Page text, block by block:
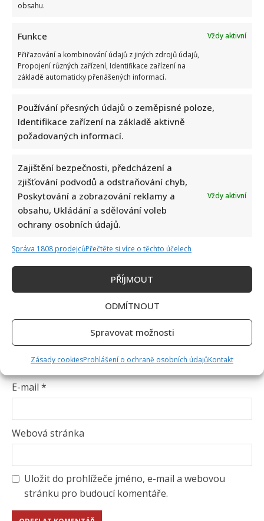
obsahu.
Funkce
Vždy aktivní
Přiřazování a kombinování údajů z jiných zdrojů údajů,
Propojení různých zařízení, Identifikace zařízení na
základě automaticky přenášených informací.
Používání přesných údajů o zeměpisné poloze,
Identifikace zařízení na základě aktivně
požadovaných informací.
Zajištění bezpečnosti, předcházení a
zjišťování podvodů a odstraňování chyb,
Poskytování a zobrazování reklamy a
obsahu, Ukládání a sdělování voleb
ochrany osobních údajů.
Vždy aktivní
Správa 1808 prodejcůPřečtěte si více o těchto účelech
PŘÍJMOUT
ODMÍTNOUT
Spravovat možnosti
Zásady cookiesProhlášení o ochraně osobních údajůKontakt
Napsat komentář
Vaše e-mailová adresa nebude zveřejněna.
Komentář
Jméno
E-mail *
Webová stránka
Uložit do prohlížeče jméno, e-mail a webovou
stránku pro budoucí komentáře.